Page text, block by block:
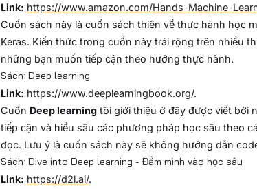
Link: https://www.amazon.com/Hands-Machine-
Cuốn sách này là cuốn sách thiên về thực hành học
Keras. Kiến thức trong cuốn này trải rộng trên nhiều
những bạn muốn tiếp cận theo hướng thực hành.
Sách: Deep learning
Link: https://www.deeplearningbook.org/.
Cuốn Deep learningtôi giới thiệu ở đây được viết bởi
tiếp cận và hiểu sâu các phương pháp học sâu theo
đọc. Lưu ý là cuốn sách này sẽ không hướng dẫn
Sách: Dive into Deep learning - Đắm mình vào học sâu
Link: https://d2l.ai/.